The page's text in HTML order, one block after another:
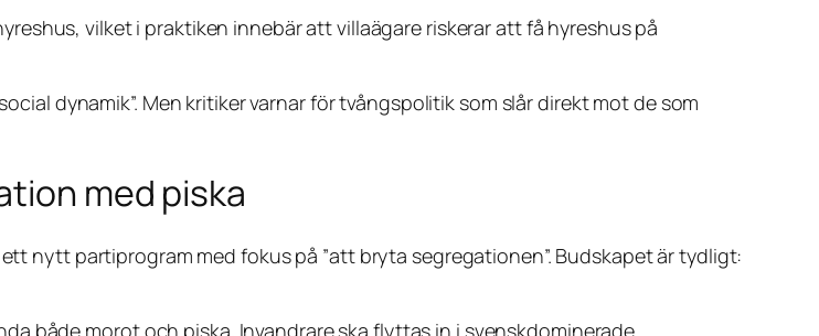
vilket i praktiken innebär att villaägare riskerar att få hyreshus på
dynamik”. Men kritiker varnar för tvångspolitik som slår direkt mot de som
med piska
nytt partiprogram med fokus på ”att bryta segregationen”. Budskapet är tydligt:
både morot och piska. Invandrare ska flyttas in i svenskdominerade